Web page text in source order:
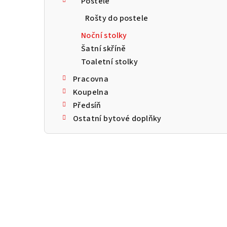
Rošty do postele
Noční stolky
Šatní skříně
Toaletní stolky
Pracovna
Koupelna
Předsíň
Ostatní bytové doplňky